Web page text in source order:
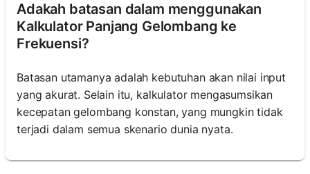
Adakah batasan dalam menggunakan
Kalkulator Panjang Gelombang ke
Frekuensi?
Batasan utamanya adalah kebutuhan akan nilai input
yang akurat. Selain itu, kalkulator mengasumsikan
kecepatan gelombang konstan, yang mungkin tidak
terjadi dalam semua skenario dunia nyata.